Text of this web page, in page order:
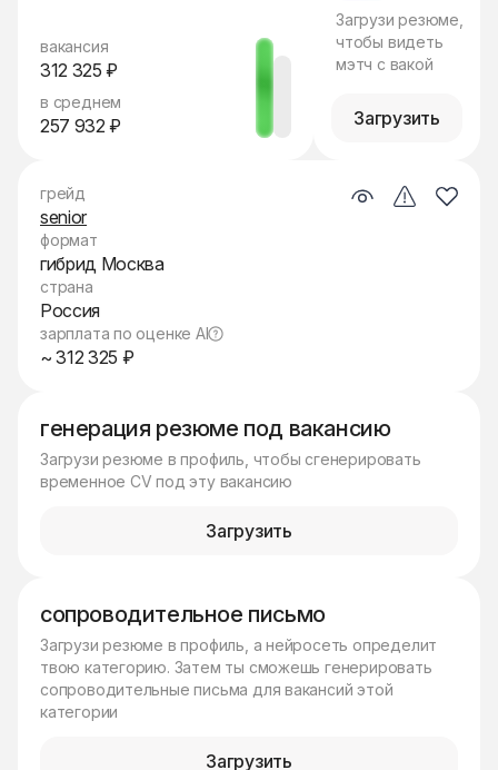
вакансия
312 325 ₽
в среднем
257 932 ₽
Загрузи резюме,
чтобы видеть
мэтч с вакой
Загрузить
генерация резюме под вакансию
Загрузи резюме в профиль, чтобы сгенерировать
временное CV под эту вакансию
Загрузить
сопроводительное письмо
Загрузи резюме в профиль, а нейросеть определит
твою категорию. Затем ты сможешь генерировать
сопроводительные письма для вакансий этой
категории
Загрузить
грейд
senior
формат
гибрид Москва
страна
Россия
зарплата по оценке AI
~ 312 325 ₽